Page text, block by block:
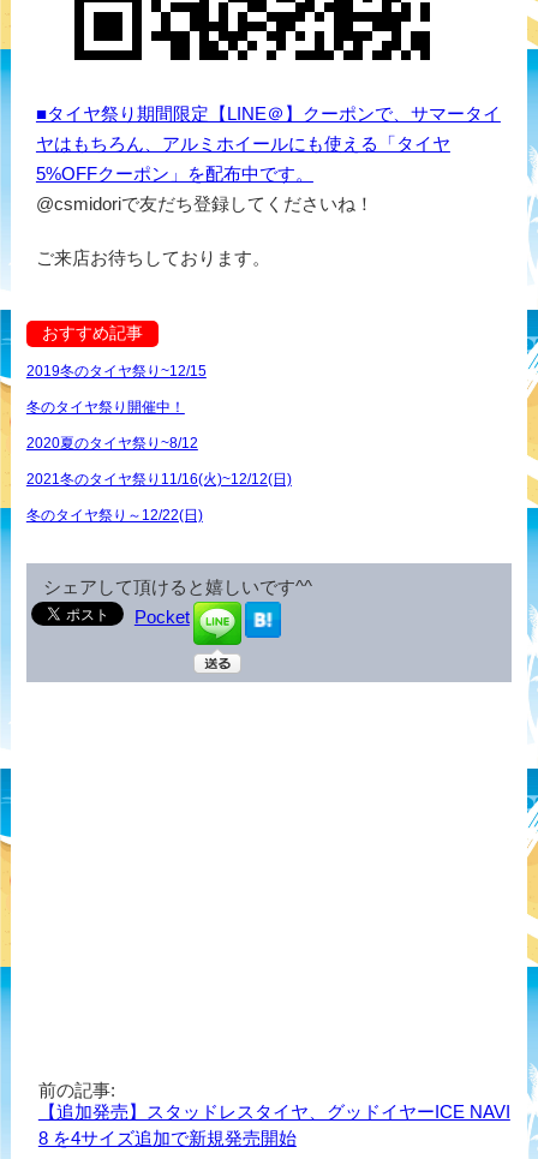
■タイヤ祭り期間限定【LINE＠】クーポンで、サマータイ
ヤはもちろん、アルミホイールにも使える「タイヤ
5%OFFクーポン」を配布中です。
@csmidoriで友だち登録してくださいね！
ご来店お待ちしております。
おすすめ記事
2019冬のタイヤ祭り~12/15
冬のタイヤ祭り開催中！
2020夏のタイヤ祭り~8/12
2021冬のタイヤ祭り11/16(火)~12/12(日)
冬のタイヤ祭り～12/22(日)
シェアして頂けると嬉しいです^^
Pocket
前の記事:
【追加発売】スタッドレスタイヤ、グッドイヤーICE NAVI
8 を4サイズ追加で新規発売開始